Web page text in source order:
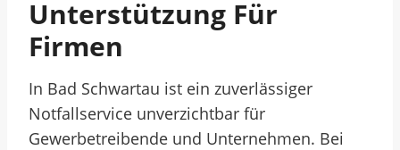
Unterstützung Für
Firmen
In Bad Schwartau ist ein zuverlässiger
Notfallservice unverzichtbar für
Gewerbetreibende und Unternehmen. Bei